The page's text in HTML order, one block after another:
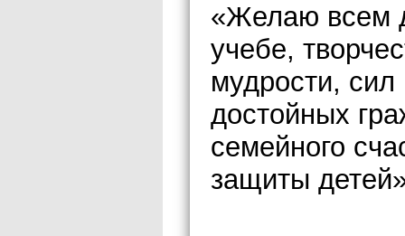
«Желаю всем
учебе,
мудрости,
достойных
семейного
защиты